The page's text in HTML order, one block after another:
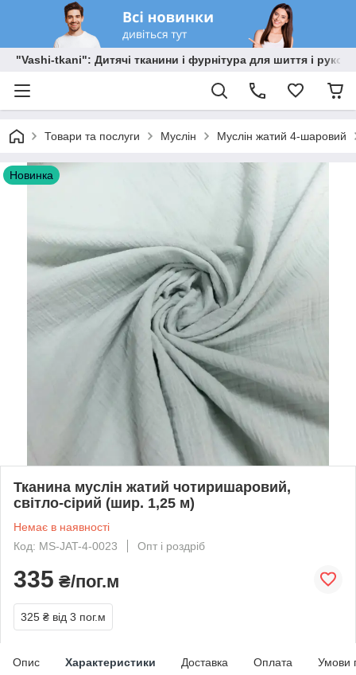
"Vashi-tkani": Дитячі тканини і фурнітура для шиття і
Товари та послуги Муслін Муслін жатий 4-шаровий
Новинка
Тканина муслін жатий чотиришаровий,
світло-сірий (шир. 1,25 м)
Немає в наявності
Код: MS-JAT-4-0023
Опт і роздріб
335 ₴/пог.м
325 ₴ від 3 пог.м
Опис Характеристики Доставка Оплата Умови